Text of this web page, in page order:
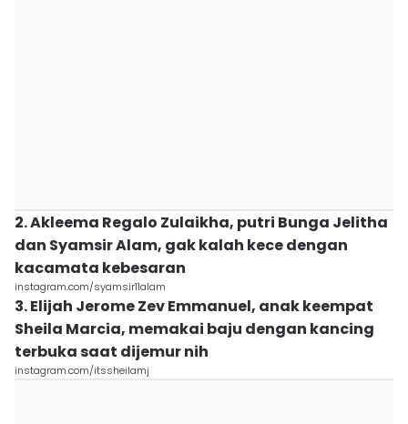
2. Akleema Regalo Zulaikha, putri Bunga Jelitha
dan Syamsir Alam, gak kalah kece dengan
kacamata kebesaran
instagram.com/syamsir11alam
3. Elijah Jerome Zev Emmanuel, anak keempat
Sheila Marcia, memakai baju dengan kancing
terbuka saat dijemur nih
instagram.com/itssheilamj